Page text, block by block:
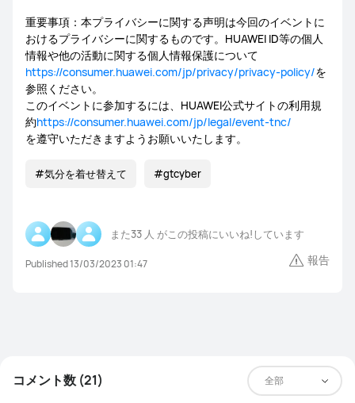
重要事項：本プライバシーに関する声明は今回のイベントに
おけるプライバシーに関するものです。HUAWEI ID等の個人
情報や他の活動に関する個人情報保護について
https://consumer.huawei.com/jp/privacy/privacy-policy/を
参照ください。
このイベントに参加するには、HUAWEI公式サイトの利用規
約https://consumer.huawei.com/jp/legal/event-tnc/
を遵守いただきますようお願いいたします。
#気分を着せ替えて #gtcyber
また33 人 がこの投稿にいいね!しています
Published 13/03/2023 01:47 報告
全部
コメント数 (21)